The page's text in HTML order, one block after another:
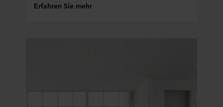
Erfahren Sie mehr